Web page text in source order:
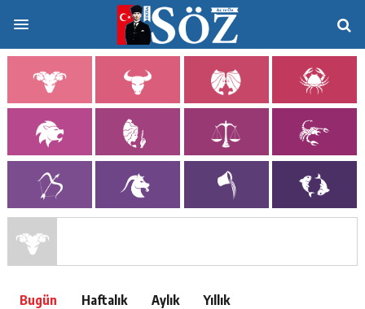
Bugün Haftalık Aylık Yıllık